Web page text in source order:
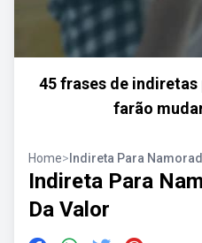
45 frases de
farão
Home> Indireta Para
Indireta Para
Da Valor